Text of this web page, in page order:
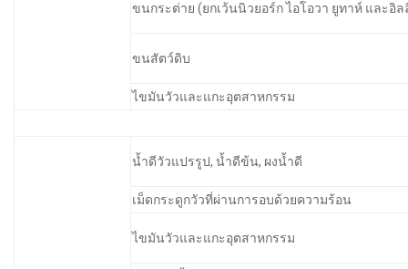
ขนกระต่าย (ยกเว้นนิวยอร์ก ไอโอวา ยูทาห์ และอิ
ขนสัตว์ดิบ
ไขมันวัวและแกะอุตสาหกรรม
น้ำดีวัวแปรรูป, น้ำดีข้น, ผงน้ำดี
เม็ดกระดูกวัวที่ผ่านการอบด้วยความร้อน
ไขมันวัวและแกะอุตสาหกรรม